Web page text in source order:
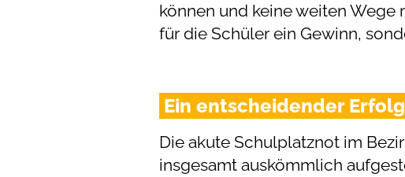
können und keine weiten
für die Schüler ein Gewinn,
Ein entscheidender
Die akute Schulplatznot im
insgesamt auskömmlich